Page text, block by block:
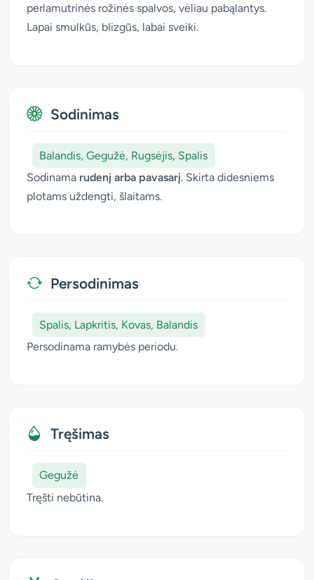
perlamutrinės rožinės spalvos, vėliau pabąlantys.
Lapai smulkūs, blizgūs, labai sveiki.
Sodinimas
Balandis, Gegužė, Rugsėjis, Spalis
Sodinama rudenį arba pavasarį. Skirta didesniems
plotams uždengti, šlaitams.
Persodinimas
Spalis, Lapkritis, Kovas, Balandis
Persodinama ramybės periodu.
Tręšimas
Gegužė
Tręšti nebūtina.